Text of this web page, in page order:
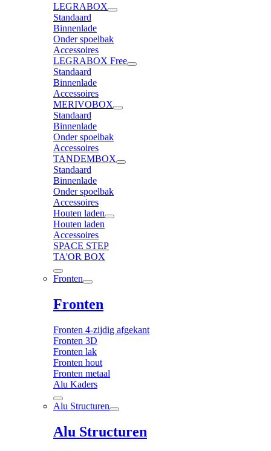
LEGRABOX
Standaard
Binnenlade
Onder spoelbak
Accessoires
LEGRABOX Free
Standaard
Binnenlade
Accessoires
MERIVOBOX
Standaard
Binnenlade
Onder spoelbak
Accessoires
TANDEMBOX
Standaard
Binnenlade
Onder spoelbak
Accessoires
Houten laden
Houten laden
Accessoires
SPACE STEP
TA'OR BOX
Fronten
Fronten
Fronten 4-zijdig afgekant
Fronten 3D
Fronten lak
Fronten hout
Fronten metaal
Alu Kaders
Alu Structuren
Alu Structuren